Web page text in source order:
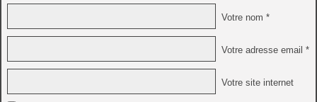
Votre nom *
Votre adresse email *
Votre site internet